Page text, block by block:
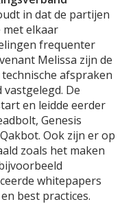
in dat de partijen
elkaar
frequenter
Melissa zijn de
afspraken
De
en leidde eerder
Genesis
Ook zijn er op
zoals het maken
whitepapers
best practices.